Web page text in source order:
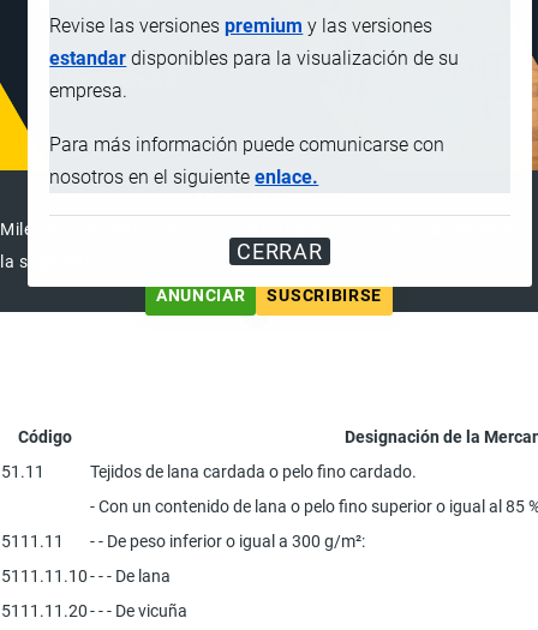
Revise las versionespremium y las versiones
estandar disponibles para la visualización de su
empresa.
Para más información puede comunicarse con
nosotros en el siguienteenlace.
CERRAR
Miles de visitantes ya vieron este anuncio, tu empresa puede ser
la siguiente
ANUNCIAR
SUSCRIBIRSE
Código
Designación de la
51.11
Tejidos de lana cardada o pelo fino cardado.
- Con un contenido de lana o pelo fino superior o igual al 85
5111.11
- - De peso inferior o igual a 300 g/m²:
5111.11.10- - - De lana
5111.11.20- - - De vicuña